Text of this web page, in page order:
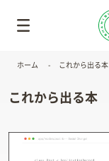
ホーム これから出る本
これから出る本